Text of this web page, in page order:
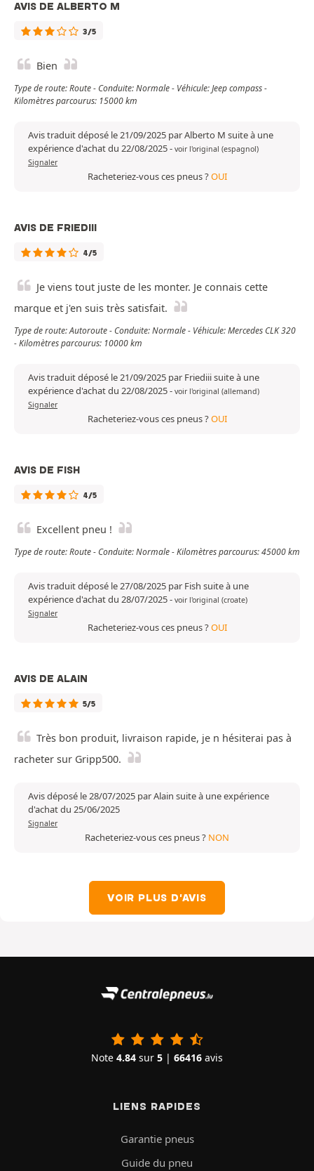
AVIS DE ALBERTO M
3/5
Bien
Type de route: Route - Conduite: Normale - Véhicule: Jeep compass -
Kilomètres parcourus: 15000 km
Avis traduit déposé le 21/09/2025 par Alberto M suite à une
expérience d'achat du 22/08/2025- voir l'original (espagnol)
Signaler
Racheteriez-vous ces pneus ?OUI
AVIS DE FRIEDIII
4/5
Je viens tout juste de les monter. Je connais cette
marque et j'en suis très satisfait.
Type de route: Autoroute - Conduite: Normale - Véhicule: Mercedes CLK 320
- Kilomètres parcourus: 10000 km
Avis traduit déposé le 21/09/2025 par Friediii suite à une
expérience d'achat du 22/08/2025- voir l'original (allemand)
Signaler
Racheteriez-vous ces pneus ?OUI
AVIS DE FISH
4/5
Excellent pneu !
Type de route: Route - Conduite: Normale - Kilomètres parcourus: 45000 km
Avis traduit déposé le 27/08/2025 par Fish suite à une
expérience d'achat du 28/07/2025- voir l'original (croate)
Signaler
Racheteriez-vous ces pneus ?OUI
AVIS DE ALAIN
5/5
Très bon produit, livraison rapide, je n hésiterai pas à
racheter sur Gripp500.
Avis déposé le 28/07/2025 par Alain suite à une expérience
d'achat du 25/06/2025
Signaler
Racheteriez-vous ces pneus ? NON
VOIR PLUS D'AVIS
Note 4.84 sur 5 | 66416 avis
LIENS RAPIDES
Garantie pneus
Guide du pneu